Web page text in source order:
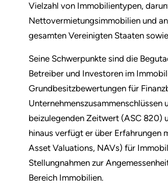
Vielzahl von Immobilientypen,
Nettovermietungsimmobilien und
gesamten Vereinigten Staaten
Seine Schwerpunkte sind die
Betreiber und Investoren im
Grundbesitzbewertungen für
beizulegenden Zeitwert (ASC 820)
hinaus verfügt er über
Asset Valuations, NAVs) für
Stellungnahmen zur
Bereich Immobilien.